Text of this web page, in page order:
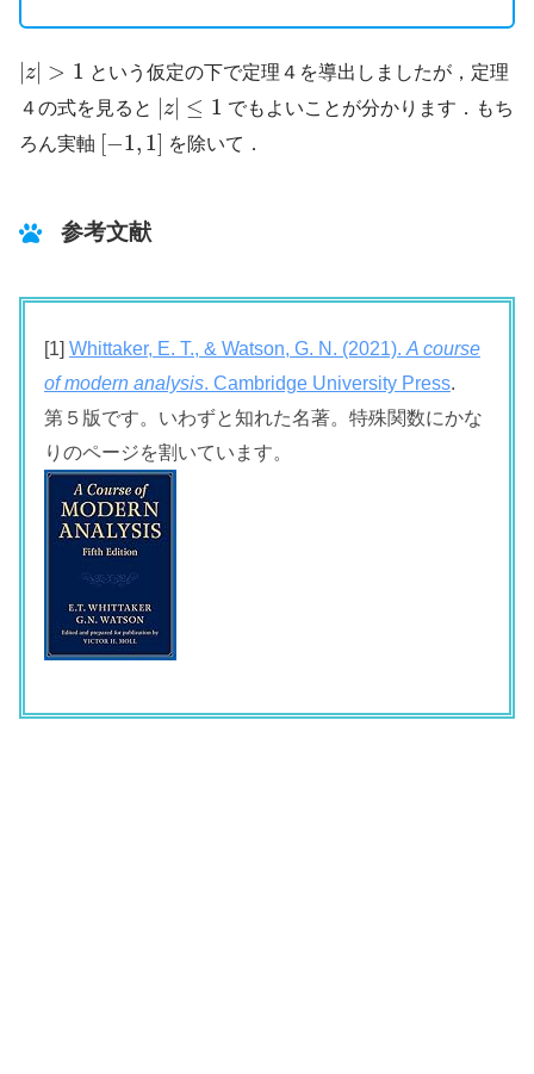
z > 1
| |
という仮定の下で定理４を導出しましたが，定理
４の式を見ると
z ≤ 1
| | 1
でもよいことが分かります．もち
ろん実軸 [−1, 1]
[ 1 1] を除いて．
参考文献
[1] Whittaker, E. T., & Watson, G. N. (2021). A course
of modern analysis. Cambridge University Press.
第５版です。いわずと知れた名著。特殊関数にかな
りのページを割いています。